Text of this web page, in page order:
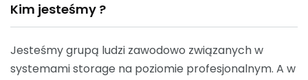
Kim jesteśmy ?
Jesteśmy grupą ludzi zawodowo związanych w
systemami storage na poziomie profesjonalnym. A w